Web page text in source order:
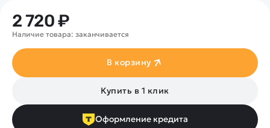
2 720 ₽
Наличие товара: заканчивается
В корзину
Купить в 1 клик
Оформление кредита
Железные дороги
Запчасти для моделей